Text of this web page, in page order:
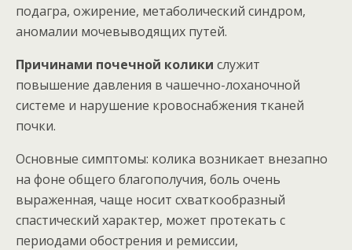
подагра, ожирение, метаболический синдром,
аномалии мочевыводящих путей.
Причинами почечной колики служит
повышение давления в чашечно-лоханочной
системе и нарушение кровоснабжения тканей
почки.
Основные симптомы: колика возникает внезапно
на фоне общего благополучия, боль очень
выраженная, чаще носит схваткообразный
спастический характер, может протекать с
периодами обострения и ремиссии,